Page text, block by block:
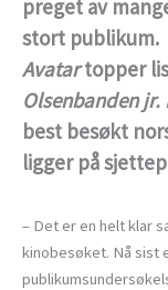
preget av
stort publikum.
Avatartopper
Olsenbanden
best besøkt
ligger på
– Det er en helt klar
kinobesøket. Nå sist